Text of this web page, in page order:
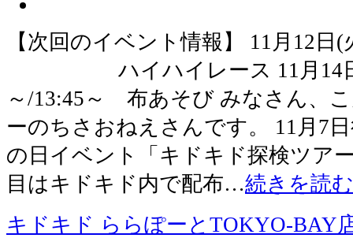
【次回のイベント情報】 11月
ハイハイレース 11月14
～/13:45～ 布あそび みなさん、
ーのちさおねえさんです。 11月7
の日イベント「キドキド探検ツア
目はキドキド内で配布…続きを読む
キドキド ららぽーとTOKYO-BAY